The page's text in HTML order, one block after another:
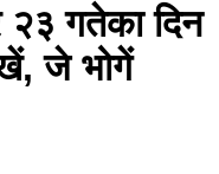
गतेका दिन
जे भोगें